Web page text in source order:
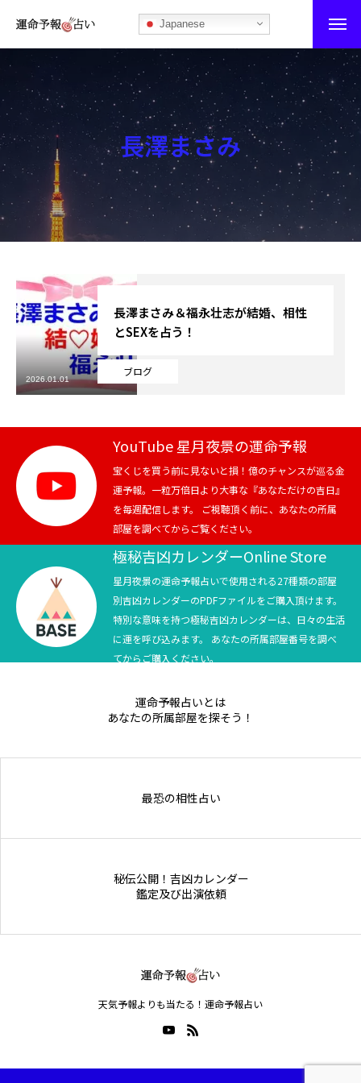
Japanese
運命予報占い
運命予報占いとは
あなたの所属部屋を探そう！
最恐の相性占い
秘伝公開！吉凶カレンダー
ブログ
お知らせ
芸能界
テニス
スポーツ
競馬
テニス四大大会・五輪
テニス四大大会・五輪
長澤まさみ
ブログ
長澤まさみ＆福永壮志が結婚、相性
とSEXを占う！
2026.01.01
YouTube 星月夜景の運命予報
宝くじを買う前に見ないと損！億のチャンスが巡る金
運予報。一粒万倍日より大事な『あなただけの吉日』
を毎週配信します。 ご視聴頂く前に、あなたの所属
部屋を調べてからご覧ください。
極秘吉凶カレンダーOnline Store
星月夜景の運命予報占いで使用される27種類の部屋
別吉凶カレンダーのPDFファイルをご購入頂けます。
特別な意味を持つ極秘吉凶カレンダーは、日々の生活
に運を呼び込みます。 あなたの所属部屋番号を調べ
てからご購入ください。
運命予報占いとは
あなたの所属部屋を探そう！
最恐の相性占い
秘伝公開！吉凶カレンダー
鑑定及び出演依頼
天気予報よりも当たる！運命予報占い